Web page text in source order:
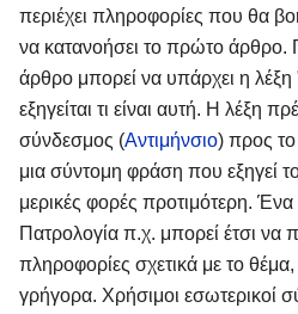
περιέχει πληροφορίες που θα
να κατανοήσει το πρώτο άρθρο.
άρθρο μπορεί να υπάρχει η λέξη
εξηγείται τι είναι αυτή. Η λέξη
σύνδεσμος (Αντιμήνσιο) προς το
μια σύντομη φράση που εξηγεί
μερικές φορές προτιμότερη.
Πατρολογία π.χ. μπορεί έτσι να
πληροφορίες σχετικά με το
γρήγορα. Χρήσιμοι εσωτερικοί